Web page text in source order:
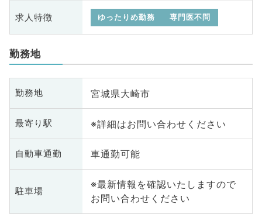
求人特徴 ゆったりめ勤務 専門医不問
勤務地
勤務地 宮城県大崎市
最寄り駅 ※詳細はお問い合わせください
自動車通勤 車通勤可能
駐車場
※最新情報を確認いたしますので
お問い合わせください